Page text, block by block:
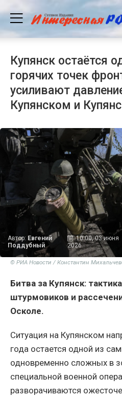
Купянск остаётся
горячих точек
усиливают
Купянском и
Автор: Евгений
Поддубный
10:00, 03 июня
2026
© РИА Новости / Константин
Битва за Купянск:
штурмовиков и
Осколе.
Ситуация на Купянском
года остается одной из
одновременно сложных в
специальной военной
разворачиваются